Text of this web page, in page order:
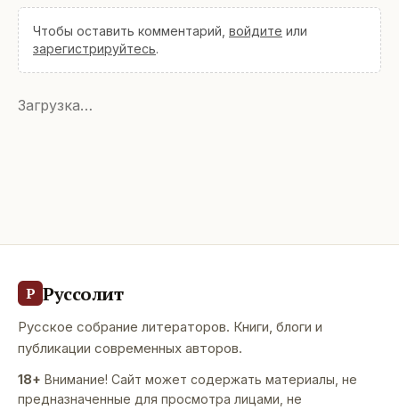
Чтобы оставить комментарий, войдите или
зарегистрируйтесь.
Загрузка…
Р Руссолит
Русское собрание литераторов. Книги, блоги и
публикации современных авторов.
18+ Внимание! Сайт может содержать материалы, не
предназначенные для просмотра лицами, не